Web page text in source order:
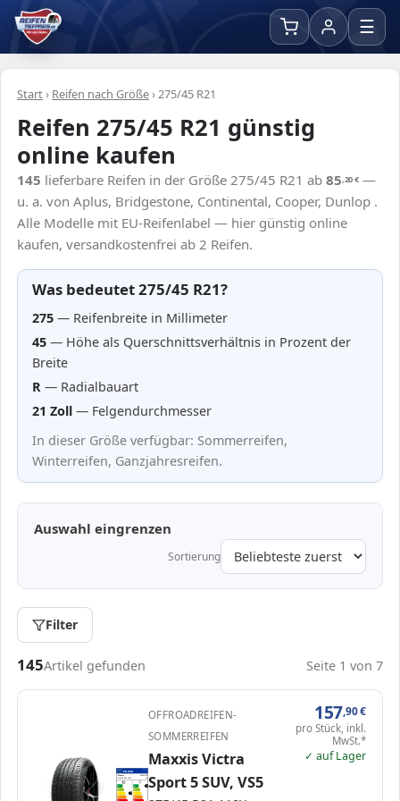
☰
Start› Reifen nach Größe›275/45 R21
Reifen 275/45 R21 günstig
online kaufen
145 lieferbare Reifen in der Größe 275/45 R21 ab 85,20€ —
u. a. von Aplus, Bridgestone, Continental, Cooper, Dunlop .
Alle Modelle mit EU-Reifenlabel — hier günstig online
kaufen, versandkostenfrei ab 2 Reifen.
Was bedeutet 275/45 R21?
275 — Reifenbreite in Millimeter
45 — Höhe als Querschnittsverhältnis in Prozent der
Breite
R — Radialbauart
21 Zoll — Felgendurchmesser
In dieser Größe verfügbar: Sommerreifen,
Winterreifen, Ganzjahresreifen.
Auswahl eingrenzen
Sortierung
Filter
Passende Reifen in 275/45 R21
145Artikel gefunden Seite 1 von 7
ENERG
Maxxis 42361795
275/45 R21 110Y C1
C C C
OFFROADREIFEN-
SOMMERREIFEN
Maxxis Victra
Sport 5 SUV, VS5
157,90€
pro Stück, inkl.
MwSt.*
✓ auf Lager